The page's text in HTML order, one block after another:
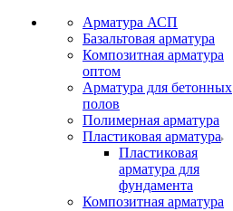
Арматура АСП
Базальтовая арматура
Композитная арматура
оптом
Арматура для бетонных
полов
Полимерная арматура
Пластиковая арматура
Пластиковая
арматура для
фундамента
Композитная арматура